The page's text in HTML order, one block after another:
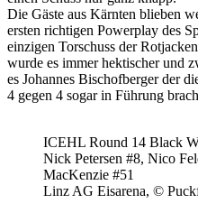
Die Gäste aus Kärnten blieben
ersten richtigen Powerplay des
einzigen Torschuss der
wurde es immer hektischer und
es Johannes Bischofberger der
4 gegen 4 sogar in Führung
ICEHL Round 14 Black
Nick Petersen #8, Nico
MacKenzie #51
Linz AG Eisarena, ©